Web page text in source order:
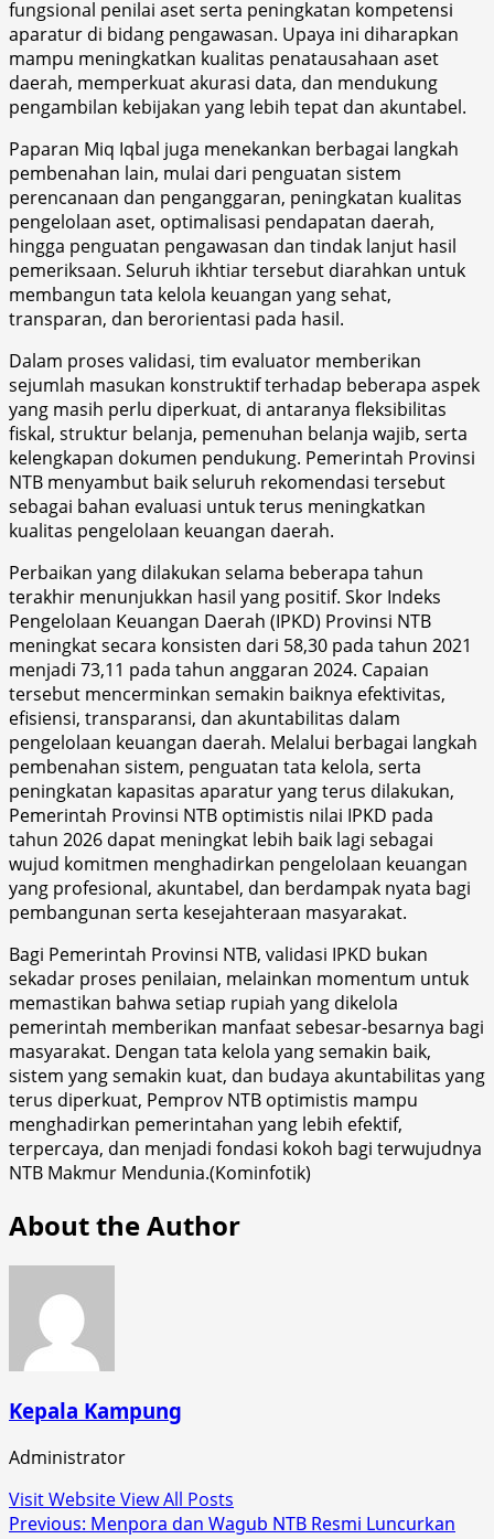
fungsional penilai aset serta peningkatan kompetensi
aparatur di bidang pengawasan. Upaya ini diharapkan
mampu meningkatkan kualitas penatausahaan aset
daerah, memperkuat akurasi data, dan mendukung
pengambilan kebijakan yang lebih tepat dan akuntabel.
Paparan Miq Iqbal juga menekankan berbagai langkah
pembenahan lain, mulai dari penguatan sistem
perencanaan dan penganggaran, peningkatan kualitas
pengelolaan aset, optimalisasi pendapatan daerah,
hingga penguatan pengawasan dan tindak lanjut hasil
pemeriksaan. Seluruh ikhtiar tersebut diarahkan untuk
membangun tata kelola keuangan yang sehat,
transparan, dan berorientasi pada hasil.
Dalam proses validasi, tim evaluator memberikan
sejumlah masukan konstruktif terhadap beberapa aspek
yang masih perlu diperkuat, di antaranya fleksibilitas
fiskal, struktur belanja, pemenuhan belanja wajib, serta
kelengkapan dokumen pendukung. Pemerintah Provinsi
NTB menyambut baik seluruh rekomendasi tersebut
sebagai bahan evaluasi untuk terus meningkatkan
kualitas pengelolaan keuangan daerah.
Perbaikan yang dilakukan selama beberapa tahun
terakhir menunjukkan hasil yang positif. Skor Indeks
Pengelolaan Keuangan Daerah (IPKD) Provinsi NTB
meningkat secara konsisten dari 58,30 pada tahun 2021
menjadi 73,11 pada tahun anggaran 2024. Capaian
tersebut mencerminkan semakin baiknya efektivitas,
efisiensi, transparansi, dan akuntabilitas dalam
pengelolaan keuangan daerah. Melalui berbagai langkah
pembenahan sistem, penguatan tata kelola, serta
peningkatan kapasitas aparatur yang terus dilakukan,
Pemerintah Provinsi NTB optimistis nilai IPKD pada
tahun 2026 dapat meningkat lebih baik lagi sebagai
wujud komitmen menghadirkan pengelolaan keuangan
yang profesional, akuntabel, dan berdampak nyata bagi
pembangunan serta kesejahteraan masyarakat.
Bagi Pemerintah Provinsi NTB, validasi IPKD bukan
sekadar proses penilaian, melainkan momentum untuk
memastikan bahwa setiap rupiah yang dikelola
pemerintah memberikan manfaat sebesar-besarnya bagi
masyarakat. Dengan tata kelola yang semakin baik,
sistem yang semakin kuat, dan budaya akuntabilitas yang
terus diperkuat, Pemprov NTB optimistis mampu
menghadirkan pemerintahan yang lebih efektif,
terpercaya, dan menjadi fondasi kokoh bagi terwujudnya
NTB Makmur Mendunia.(Kominfotik)
About the Author
Kepala Kampung
Administrator
Visit WebsiteView All Posts
Post
Previous: Menpora dan Wagub NTB Resmi Luncurkan